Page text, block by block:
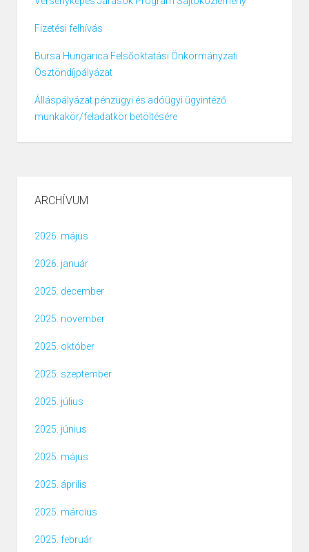
Fizetési felhívás
Bursa Hungarica Felsőoktatási Önkormányzati
Ösztöndíjpályázat
Álláspályázat pénzügyi és adóügyi ügyintéző
munkakör/feladatkör betöltésére
ARCHÍVUM
2026. május
2026. január
2025. december
2025. november
2025. október
2025. szeptember
2025. július
2025. június
2025. május
2025. április
2025. március
2025. február